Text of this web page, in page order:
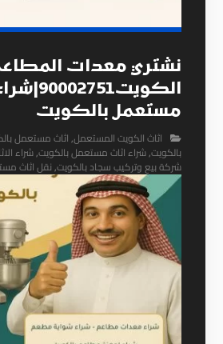
نشتري معدات
مستعمل بالكويت
اثاث الكويت المستعمل,اثاث مستعمل
بالكويت,شراء اثاث مستعمل بالكويت,شراء
شركة بيع وتركيب سجاد بالكويت,نقل اثاث